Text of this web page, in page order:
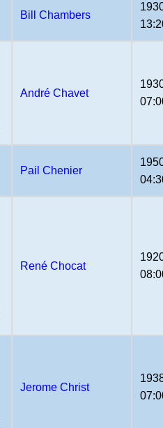
Bill Chambers
André Chavet
Pail Chenier
René Chocat
Jerome Christ